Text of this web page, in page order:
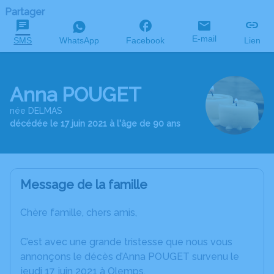
Partager
SMS WhatsApp Facebook E-mail Lien
Anna POUGET
née DELMAS
décédée le 17 juin 2021 à l'âge de 90 ans
Message de la famille
Chère famille, chers amis,
C’est avec une grande tristesse que nous vous
annonçons le décès d’Anna POUGET survenu le
jeudi 17 juin 2021 à Olemps.